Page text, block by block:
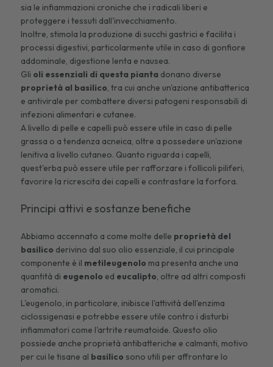
sia le infiammazioni croniche che i radicali liberi e
proteggere i tessuti dall'invecchiamento.
Inoltre, stimola la produzione di succhi gastrici e facilita i
processi digestivi, particolarmente utile in caso di gonfiore
addominale, digestione lenta e nausea.
Gli oli essenziali di questa pianta donano diverse
proprietà al basilico, tra cui anche un'azione antibatterica
e antivirale per combattere diversi patogeni responsabili di
infezioni alimentari e cutanee.
A livello di pelle e capelli può essere utile in caso di pelle
grassa o atendenza acneica, oltre a possedere un'azione
lenitiva a livello cutaneo. Quanto riguarda i capelli,
quest'erba può essere utile per rafforzare i follicoli piliferi,
favorire la ricrescita dei capelli e contrastare la forfora.
Principi attivi e sostanze benefiche
Abbiamo accennato a come molte delle proprietà del
basilico derivino dal suo olio essenziale, il cui principale
componente è il metileugenolo ma presenta anche una
quantità di eugenolo ed eucalipto, oltre ad altri composti
aromatici.
L'eugenolo, in particolare, inibisce l'attività dell'enzima
ciclossigenasi e potrebbe essere utile contro i disturbi
infiammatori come l'artrite reumatoide. Questo olio
possiede anche proprietà antibatteriche e calmanti, motivo
per cui le tisane al basilico sono utili per affrontare lo